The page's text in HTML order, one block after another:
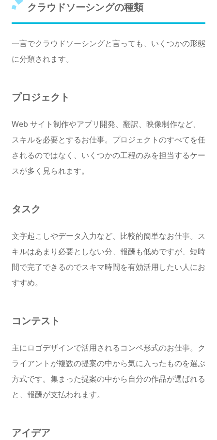
クラウドソーシングの種類
一言でクラウドソーシングと言っても、いくつかの形態
に分類されます。
プロジェクト
Web サイト制作やアプリ開発、翻訳、映像制作など、
スキルを必要とするお仕事。プロジェクトのすべてを任
されるのではなく、いくつかの工程のみを担当するケー
スが多く見られます。
タスク
文字起こしやデータ入力など、比較的簡単なお仕事。ス
キルはあまり必要としない分、報酬も低めですが、短時
間で完了できるのでスキマ時間を有効活用したい人にお
すすめ。
コンテスト
主にロゴデザインで活用されるコンペ形式のお仕事。ク
ライアントが複数の提案の中から気に入ったものを選ぶ
方式です。集まった提案の中から自分の作品が選ばれる
と、報酬が支払われます。
アイデア